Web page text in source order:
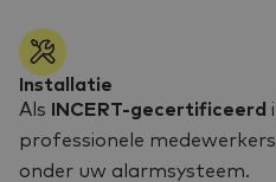
Installatie
Als
INCERT-gecertificeerd
professionele
onder uw alarmsysteem.